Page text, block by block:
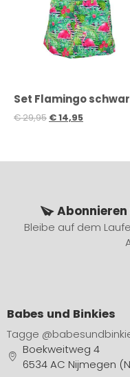
Set Flamingo
€29,95 €14,95
Bleibe auf dem
Babes und Binkies
Tagge
Boekweitweg 4
6534 AC Nijmegen